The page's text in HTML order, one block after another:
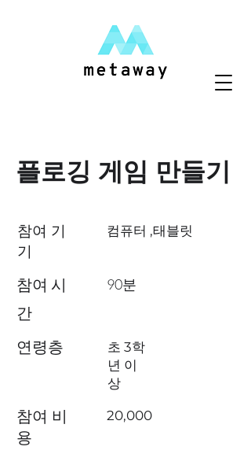
플로깅 게임 만들기
참여 기
기
참여 시
간
연령층
​참여 비
용
컴퓨터 ,태블릿
90분
​초 3학
년 이
상
20,000